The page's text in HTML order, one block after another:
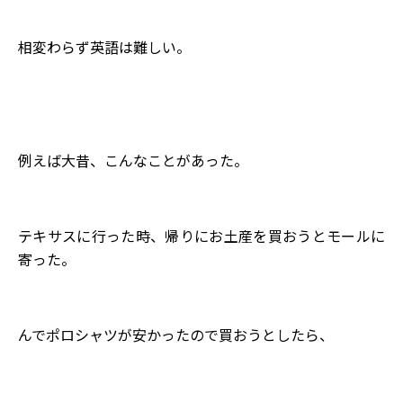
相変わらず英語は難しい。
例えば大昔、こんなことがあった。
テキサスに行った時、帰りにお土産を買おうとモールに
寄った。
んでポロシャツが安かったので買おうとしたら、